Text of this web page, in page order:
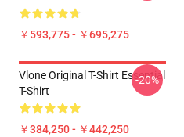
￥593,775 - ￥695,275
Vlone Original T-Shirt Essential
T-Shirt
￥384,250 - ￥442,250
-20%